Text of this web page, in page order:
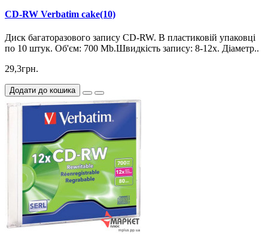
CD-RW Verbatim cake(10)
Диск багаторазового запису CD-RW. В пластиковій упаковці
по 10 штук. Об'єм: 700 Mb.Швидкість запису: 8-12х. Діаметр..
29,3грн.
Додати до кошика